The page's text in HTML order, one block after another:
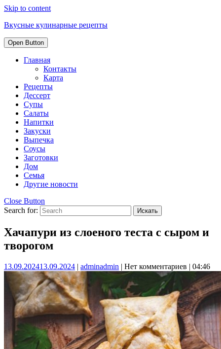
Skip to content
Вкусные кулинарные рецепты
Open Button
Главная
Контакты
Карта
Рецепты
Дессерт
Супы
Салаты
Напитки
Закуски
Выпечка
Соусы
Заготовки
Дом
Семья
Другие новости
Close Button
Search for:
Хачапури из слоеного теста с сыром и
творогом
13.09.202413.09.2024 | adminadmin | Нет комментариев | 04:46